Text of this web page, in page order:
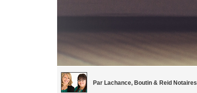
Par Lachance, Boutin & Reid Notaires